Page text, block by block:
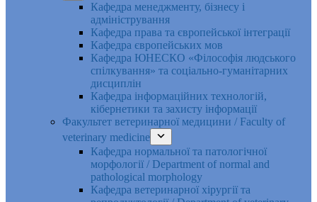
Кафедра менеджменту, бізнесу і
адміністрування
Кафедра права та європейської інтеграції
Кафедра європейських мов
Кафедра ЮНЕСКО «Філософія людського
спілкування» та соціально-гуманітарних
дисциплін
Кафедра інформаційних технологій,
кібернетики та захисту інформації
Факультет ветеринарної медицини / Faculty of
veterinary medicine
Кафедра нормальної та патологічної
морфології / Department of normal and
pathological morphology
Кафедра ветеринарної хірургії та